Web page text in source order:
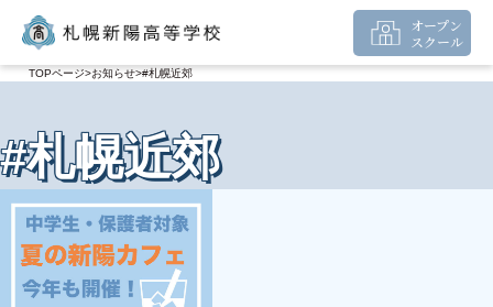
オープン
スクール
TOPページ お知らせ #札幌近郊
#札幌近郊